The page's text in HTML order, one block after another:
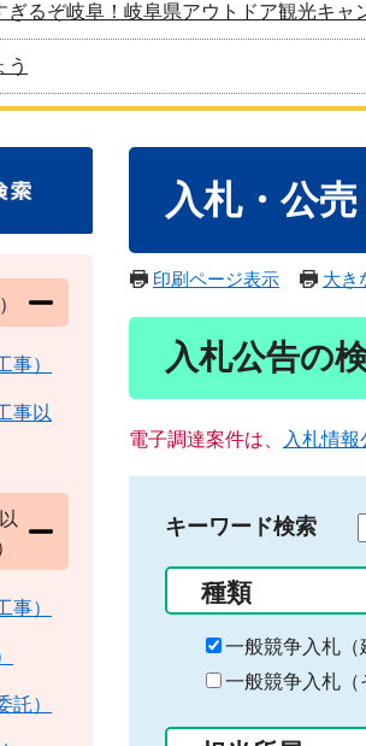
ぎるぞ岐阜！岐阜県アウトドア観光キャ
う
入札・公売
印刷ページ表示 大き
入札公告の
電子調達案件は、 入札情報
キーワード検索
種類
一般競争入札（
一般競争入札（
事）
事以
事）
託）